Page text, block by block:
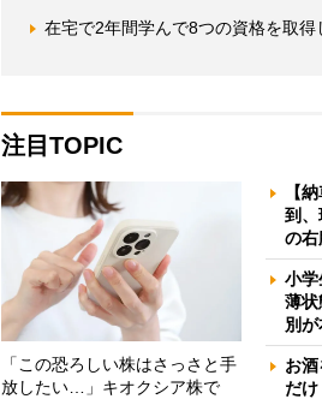
在宅で2年間学んで8つの資格を取
注目TOPIC
「この恐ろしい株はさっさと手
放したい…」キオクシア株で
【
到
の右
小
薄
別
お
だ